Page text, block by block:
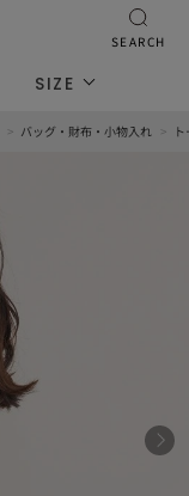
SEARCH
SIZE
バッグ・財布・小物入れ